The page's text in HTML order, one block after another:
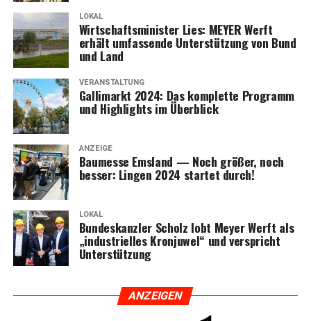
LOKAL
Wirt­schafts­mi­nis­ter Lies: MEYER Werft
erhält umfas­sen­de Unter­stüt­zung von Bund
und Land
VERANSTALTUNG
Gal­li­markt 2024: Das kom­plet­te Pro­gramm
und High­lights im Überblick
ANZEIGE
Bau­mes­se Ems­land — Noch grö­ßer, noch
bes­ser: Lin­gen 2024 star­tet durch!
LOKAL
Bun­des­kanz­ler Scholz lobt Mey­er Werft als
„indus­tri­el­les Kron­ju­wel“ und ver­spricht
Unterstützung
ANZEI­GEN